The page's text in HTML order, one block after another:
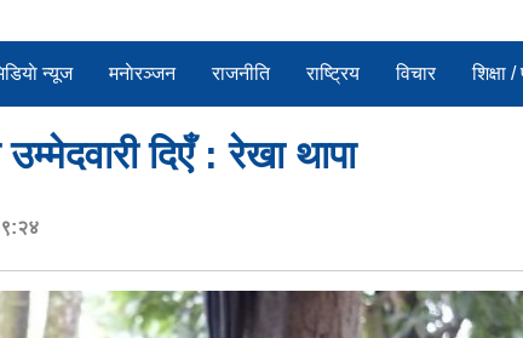
न्यूज मनाेरञ्जन राजनीति राष्ट्रिय विचार शिक्षा /
दिएँ : रेखा थापा